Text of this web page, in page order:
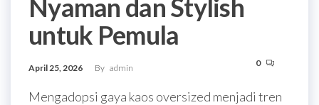
Nyaman dan Stylish
untuk Pemula
April 25, 2026 By admin 0
Mengadopsi gaya kaos oversized menjadi tren